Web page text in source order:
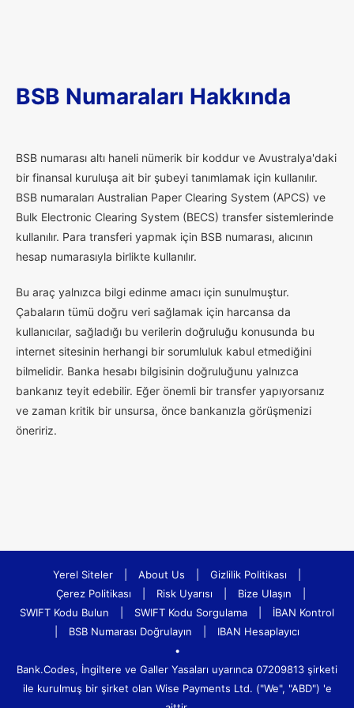
BSB Numaraları Hakkında
BSB numarası altı haneli nümerik bir koddur ve Avustralya'daki
bir finansal kuruluşa ait bir şubeyi tanımlamak için kullanılır.
BSB numaraları Australian Paper Clearing System (APCS) ve
Bulk Electronic Clearing System (BECS) transfer sistemlerinde
kullanılır. Para transferi yapmak için BSB numarası, alıcının
hesap numarasıyla birlikte kullanılır.
Bu araç yalnızca bilgi edinme amacı için sunulmuştur.
Çabaların tümü doğru veri sağlamak için harcansa da
kullanıcılar, sağladığı bu verilerin doğruluğu konusunda bu
internet sitesinin herhangi bir sorumluluk kabul etmediğini
bilmelidir. Banka hesabı bilgisinin doğruluğunu yalnızca
bankanız teyit edebilir. Eğer önemli bir transfer yapıyorsanız
ve zaman kritik bir unsursa, önce bankanızla görüşmenizi
öneririz.
Yerel Siteler About Us Gizlilik Politikası
Çerez Politikası
Risk Uyarısı Bize Ulaşın
SWIFT Kodu Bulun
SWIFT Kodu Sorgulama
İBAN Kontrol
BSB Numarası Doğrulayın
IBAN Hesaplayıcı
•
Bank.Codes, İngiltere ve Galler Yasaları uyarınca 07209813 şirketi
ile kurulmuş bir şirket olan Wise Payments Ltd. ("We", "ABD") 'e